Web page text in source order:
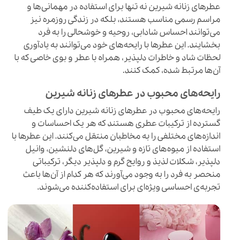
عطرهای زنانه شیرین نه تنها برای استفاده در مهمانی‌ها و
مراسم رسمی مناسب هستند، بلکه در زندگی روزمره نیز
می‌توانند احساس شادابی، روحیه و خوشحالی را به فرد
بخشایند. این عطرها با رایحه‌های خود می‌توانند به یادآوری
لحظات شاد و خاطرات دلپذیر، همراه با عطر و بوی خاصی که با
آن‌ها مرتبط شده، کمک کنند.
رایحه‌های محبوب در عطرهای زنانه شیرین
رایحه‌های محبوب در عطرهای زنانه شیرین دارای یک طیف
گسترده از ترکیبات عطری هستند که هر یک احساسات و
اندازه‌های مختلفی را به مخاطبان منتقل می‌کنند. این عطرها با
استفاده از میوه‌های تازه و شیرین، گل‌های دلنشین، وانیل
دلپذیر، شکلات لذیذ و روایح گرم و دلپذیر دیگر، ترکیباتی
منحصر به فرد را به وجود می‌آورند که هر کدام از آن‌ها باعث
تجربه‌ی احساسی ویژه‌ای برای استفاده‌کننده می‌شوند.